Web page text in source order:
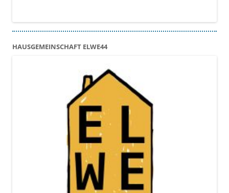
HAUSGEMEINSCHAFT ELWE44